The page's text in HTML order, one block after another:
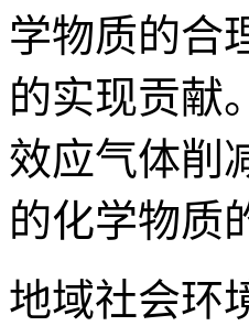
学物质的合
的实现贡献
效应气体削
的化学物质
地域社会环